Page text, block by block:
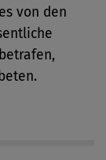
von den